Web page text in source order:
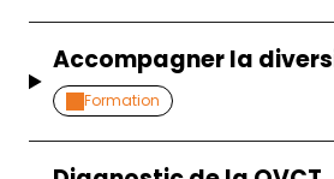
Accompagner la
Formation